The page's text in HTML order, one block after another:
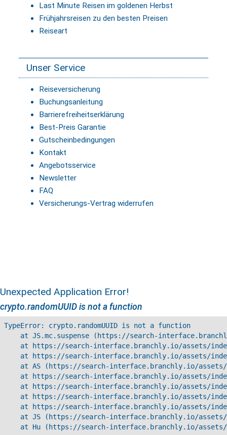
Last Minute Reisen im goldenen Herbst
Frühjahrsreisen zu den besten Preisen
Reiseart
Unser Service
Reiseversicherung
Buchungsanleitung
Barrierefreiheitserklärung
Best-Preis Garantie
Gutscheinbedingungen
Kontakt
Angebotsservice
Newsletter
FAQ
Versicherungs-Vertrag widerrufen
Unexpected Application Error!
crypto.randomUUID is not a function
TypeError: crypto.randomUUID is not a function
at JS.mc.suspense (https://search-
at https://search-interface.branchly.io/assets/
at https://search-interface.branchly.io/assets/
at AS (https://search-interface.branchly.io/
at https://search-interface.branchly.io/assets/
at https://search-interface.branchly.io/assets/
at https://search-interface.branchly.io/assets/
at https://search-interface.branchly.io/assets/
at JS (https://search-interface.branchly.io/
at Hu (https://search-interface.branchly.io/